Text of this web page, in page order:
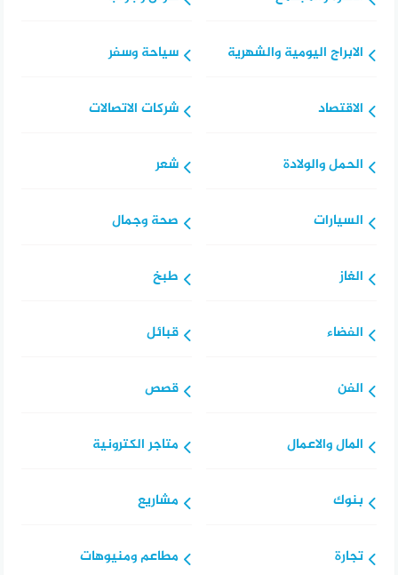
الابراج اليومية والشهرية
الاقتصاد
الحمل والولادة
السيارات
الغاز
الفضاء
الفن
المال والاعمال
بنوك
تجارة
سياحة وسفر
شركات الاتصالات
شعر
صحة وجمال
طبخ
قبائل
قصص
متاجر الكترونية
مشاريع
مطاعم ومنيوهات